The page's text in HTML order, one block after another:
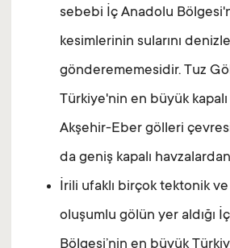
sebebi İç Anadolu
kesimlerinin sularını
gönderememesidir. Tuz
Türkiye'nin en büyük kapalı
Akşehir-Eber gölleri
da geniş kapalı
İrili ufaklı birçok tektonik
oluşumlu gölün yer aldığı